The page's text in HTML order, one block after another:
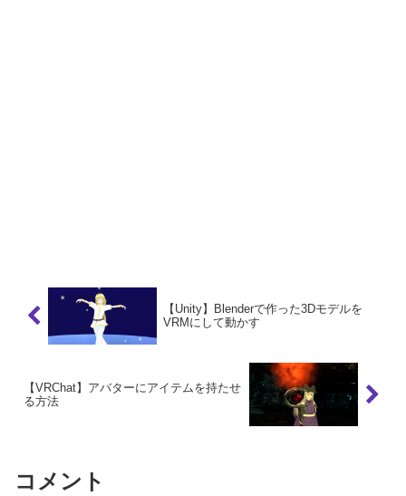
【Unity】Blenderで作った3Dモデルを
VRMにして動かす
【VRChat】アバターにアイテムを持たせ
る方法
コメント